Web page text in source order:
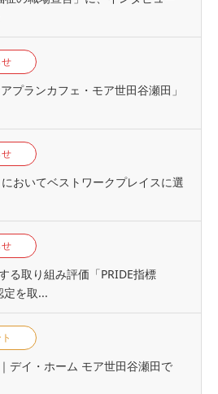
プランカフェ・モア世田谷瀬田」
においてベストワークプレイスに選
る取り組み評価「PRIDE指標
定を取...
デイ・ホーム モア世田谷瀬田で